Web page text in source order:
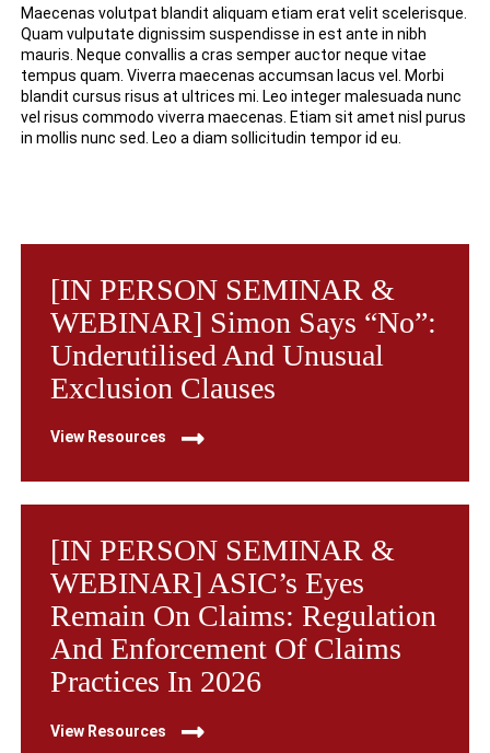
Maecenas volutpat blandit aliquam etiam erat velit scelerisque.
Quam vulputate dignissim suspendisse in est ante in nibh
mauris. Neque convallis a cras semper auctor neque vitae
tempus quam. Viverra maecenas accumsan lacus vel. Morbi
blandit cursus risus at ultrices mi. Leo integer malesuada nunc
vel risus commodo viverra maecenas. Etiam sit amet nisl purus
in mollis nunc sed. Leo a diam sollicitudin tempor id eu.
[IN PERSON SEMINAR &
WEBINAR] Simon Says “No”:
Underutilised And Unusual
Exclusion Clauses
View Resources
[IN PERSON SEMINAR &
WEBINAR] ASIC’s Eyes
Remain On Claims: Regulation
And Enforcement Of Claims
Practices In 2026
View Resources